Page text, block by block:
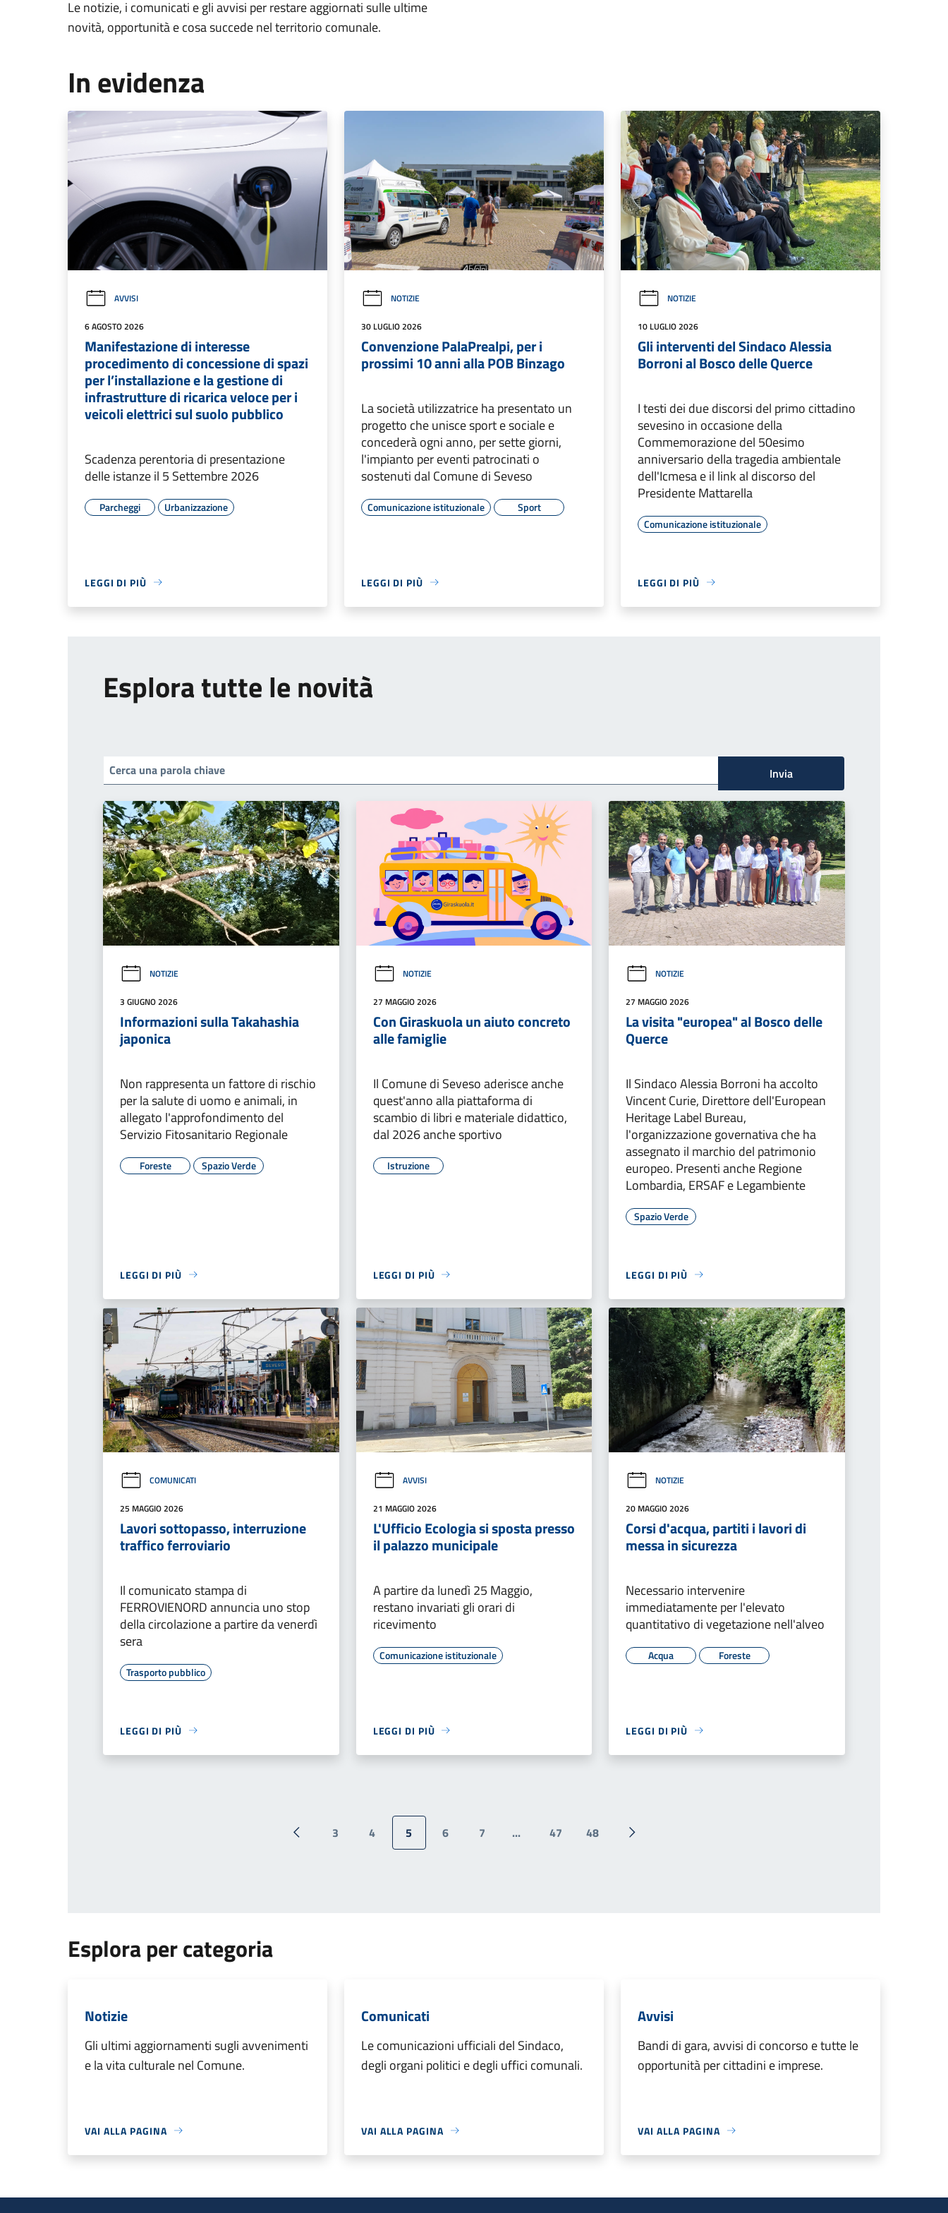
Le notizie, i comunicati e gli avvisi per restare aggiornati sulle ultime
novità, opportunità e cosa succede nel territorio comunale.
In evidenza
AVVISI
6 AGOSTO 2026
Manifestazione di interesse
procedimento di concessione di spazi
per l’installazione e la gestione di
infrastrutture di ricarica veloce per i
veicoli elettrici sul suolo pubblico
Scadenza perentoria di presentazione
delle istanze il 5 Settembre 2026
Parcheggi Urbanizzazione
LEGGI DI PIÙ
NOTIZIE
30 LUGLIO 2026
Convenzione PalaPrealpi, per i
prossimi 10 anni alla POB Binzago
La società utilizzatrice ha presentato un
progetto che unisce sport e sociale e
concederà ogni anno, per sette giorni,
l'impianto per eventi patrocinati o
sostenuti dal Comune di Seveso
Comunicazione istituzionale Sport
LEGGI DI PIÙ
NOTIZIE
10 LUGLIO 2026
Gli interventi del Sindaco Alessia
Borroni al Bosco delle Querce
I testi dei due discorsi del primo cittadino
sevesino in occasione della
Commemorazione del 50esimo
anniversario della tragedia ambientale
dell'Icmesa e il link al discorso del
Presidente Mattarella
Comunicazione istituzionale
LEGGI DI PIÙ
Esplora tutte le novità
Invia
NOTIZIE
3 GIUGNO 2026
Informazioni sulla Takahashia
japonica
Non rappresenta un fattore di rischio
per la salute di uomo e animali, in
allegato l'approfondimento del
Servizio Fitosanitario Regionale
Foreste Spazio Verde
LEGGI DI PIÙ
NOTIZIE
27 MAGGIO 2026
Con Giraskuola un aiuto concreto
alle famiglie
Il Comune di Seveso aderisce anche
quest'anno alla piattaforma di
scambio di libri e materiale didattico,
dal 2026 anche sportivo
Istruzione
LEGGI DI PIÙ
NOTIZIE
27 MAGGIO 2026
La visita "europea" al Bosco delle
Querce
Il Sindaco Alessia Borroni ha accolto
Vincent Curie, Direttore dell'European
Heritage Label Bureau,
l'organizzazione governativa che ha
assegnato il marchio del patrimonio
europeo. Presenti anche Regione
Lombardia, ERSAF e Legambiente
Spazio Verde
LEGGI DI PIÙ
COMUNICATI
25 MAGGIO 2026
Lavori sottopasso, interruzione
traffico ferroviario
Il comunicato stampa di
FERROVIENORD annuncia uno stop
della circolazione a partire da venerdì
sera
Trasporto pubblico
LEGGI DI PIÙ
AVVISI
21 MAGGIO 2026
L'Ufficio Ecologia si sposta presso
il palazzo municipale
A partire da lunedì 25 Maggio,
restano invariati gli orari di
ricevimento
Comunicazione istituzionale
LEGGI DI PIÙ
NOTIZIE
20 MAGGIO 2026
Corsi d'acqua, partiti i lavori di
messa in sicurezza
Necessario intervenire
immediatamente per l'elevato
quantitativo di vegetazione nell'alveo
Acqua Foreste
LEGGI DI PIÙ
Pagina precedente
3 4 5 6 7 ... 47 48
Pagina successiva
Esplora per categoria
Notizie
Gli ultimi aggiornamenti sugli avvenimenti
e la vita culturale nel Comune.
VAI ALLA PAGINA
Comunicati
Le comunicazioni ufficiali del Sindaco,
degli organi politici e degli uffici comunali.
VAI ALLA PAGINA
Avvisi
Bandi di gara, avvisi di concorso e tutte le
opportunità per cittadini e imprese.
VAI ALLA PAGINA